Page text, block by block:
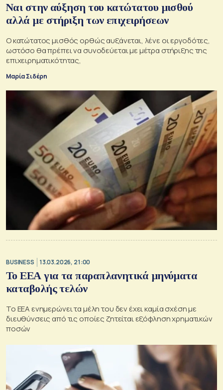
Ναι στην αύξηση του κατώτατου μισθού
αλλά με στήριξη των επιχειρήσεων
Ο κατώτατος μισθός ορθώς αυξάνεται, λένε οι εργοδότες,
ωστόσο θα πρέπει να συνοδεύεται με μέτρα στήριξης της
επιχειρηματικότητας,
Μαρία Σιδέρη
BUSINESS 13.03.2026, 21:00
Το ΕΕΑ για τα παραπλανητικά μηνύματα
καταβολής τελών
Το ΕΕΑ ενημερώνει τα μέλη του δεν έχει καμία σχέση με
διευθύνσεις από τις οποίες ζητείται εξόφληση χρηματικών
ποσών